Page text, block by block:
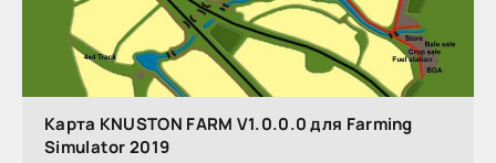
Карта KNUSTON FARM V1.0.0.0 для Farming
Simulator 2019